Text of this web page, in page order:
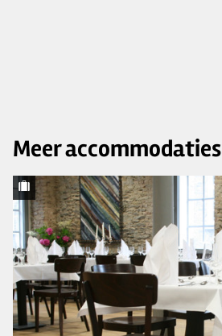
Meer accommodaties